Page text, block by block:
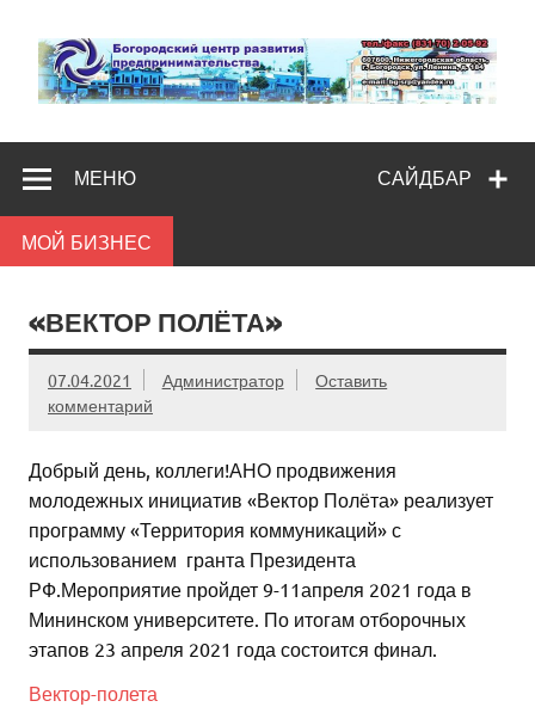
content
САЙДБАР
МЕНЮ
МОЙ БИЗНЕС
«ВЕКТОР ПОЛЁТА»
07.04.2021 Администратор
Оставить
комментарий
Добрый день, коллеги!АНО продвижения
молодежных инициатив «Вектор Полёта» реализует
программу «Территория коммуникаций» с
использованием гранта Президента
РФ.Мероприятие пройдет 9-11апреля 2021 года в
Мининском университете. По итогам отборочных
этапов 23 апреля 2021 года состоится финал.
Вектор-полета